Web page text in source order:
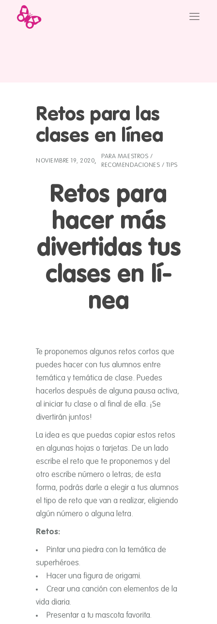
Retos para las
clases en línea
NOVIEMBRE 19, 2020
PARA MAESTROS /
RECOMENDACIONES /TIPS
Retos para
hacer más
divertidas tus
clases en lí­
nea
Te proponemos algunos retos cortos que
puedes hacer con tus alumnos entre
temática y temática de clase. Puedes
hacerlos después de alguna pausa activa,
al iniciar tu clase o al final de ella. ¡Se
divertirán juntos!
La idea es que puedas copiar estos retos
en algunas hojas o tarjetas. De un lado
escribe el reto que te proponemos y del
otro escribe número o letras; de esta
forma, podrás darle a elegir a tus alumnos
el tipo de reto que van a realizar, eligiendo
algún número o alguna letra.
Retos:
Pintar una piedra con la temática de
superhéroes.
Hacer una figura de origami.
Crear una canción con elementos de la
vida diaria.
Presentar a tu mascota favorita.